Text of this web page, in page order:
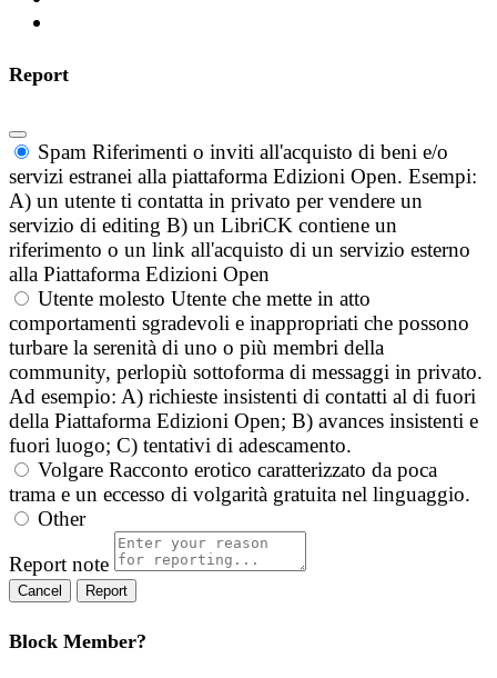
Report
Spam Riferimenti o inviti all'acquisto di beni e/o
servizi estranei alla piattaforma Edizioni Open. Esempi:
A) un utente ti contatta in privato per vendere un
servizio di editing B) un LibriCK contiene un
riferimento o un link all'acquisto di un servizio esterno
alla Piattaforma Edizioni Open
Utente molesto Utente che mette in atto
comportamenti sgradevoli e inappropriati che possono
turbare la serenità di uno o più membri della
community, perlopiù sottoforma di messaggi in privato.
Ad esempio: A) richieste insistenti di contatti al di fuori
della Piattaforma Edizioni Open; B) avances insistenti e
fuori luogo; C) tentativi di adescamento.
Volgare Racconto erotico caratterizzato da poca
trama e un eccesso di volgarità gratuita nel linguaggio.
Other
Report note
Report
Block Member?